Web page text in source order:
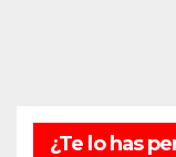
¿Te lo has